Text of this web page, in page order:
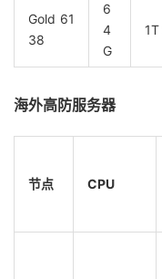
Gold 61
38
6
4
G
海外高防服务器
节点 CPU